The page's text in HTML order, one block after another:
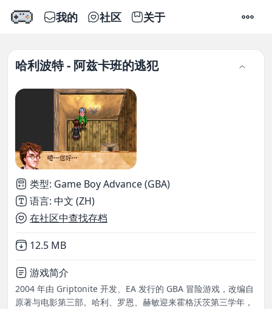
我的 社区 关于 设置
哈利波特 - 阿兹卡班的逃犯
类型: Game Boy Advance (GBA)
语言: 中文 (ZH)
在社区中查找存档
Not downloaded
12.5 MB
游戏简介
2004 年由 Griptonite 开发、EA 发行的 GBA 冒险游戏，改编自
原著与电影第三部。哈利、罗恩、赫敏迎来霍格沃茨第三学年，